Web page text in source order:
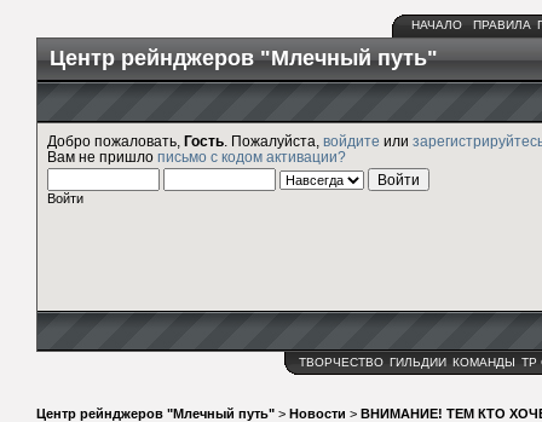
НАЧАЛО ПРАВИЛА
Центр рейнджеров "Млечный путь"
Добро пожаловать, Гость . Пожалуйста, войдите или
Вам не пришло письмо с кодом активации?
Войти
ТВОРЧЕСТВО ГИЛЬДИИ КОМАНДЫ ТР
Центр рейнджеров "Млечный путь" > Новости > ВНИМАНИЕ! ТЕМ КТО